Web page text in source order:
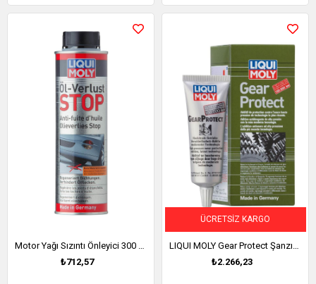
Motor Yağı Sızıntı Önleyici 300 Ml. (1005)
₺712,57
LIQUI MOLY Gear Protect Şanzıman Koruyucu 80 Ml (1007)
₺2.266,23
ÜCRETSIZ KARGO